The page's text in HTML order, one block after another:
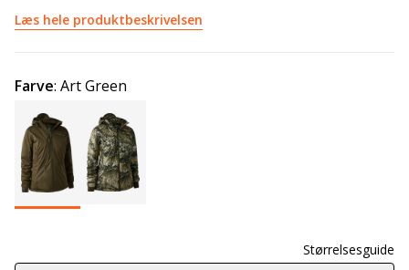
Læs hele produktbeskrivelsen
Farve: Art Green
Størrelsesguide